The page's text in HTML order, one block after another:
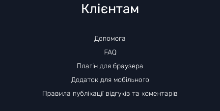
Клієнтам
Допомога
FAQ
Плагін для браузера
Додаток для мобільного
Правила публікації відгуків та коментарів